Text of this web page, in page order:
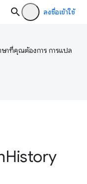
ลงชื่อเข้าใช้
ษาที่คุณต้องการ การแปล
History